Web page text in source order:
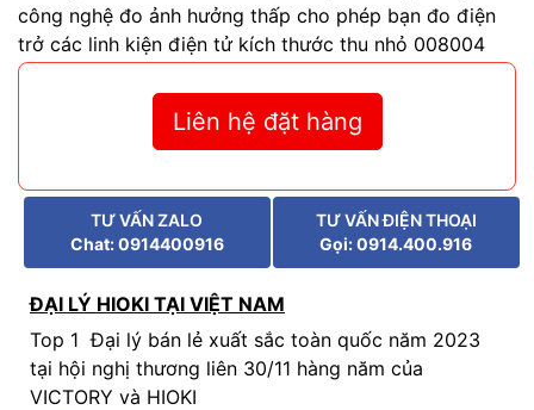
công nghệ đo ảnh hưởng thấp cho phép bạn đo điện
trở các linh kiện điện tử kích thước thu nhỏ 008004
Liên hệ đặt hàng
TƯ VẤN ZALO
Chat: 0914400916
TƯ VẤN ĐIỆN THOẠI
Gọi: 0914.400.916
ĐẠI LÝ HIOKI TẠI VIỆT NAM
Top 1 Đại lý bán lẻ xuất sắc toàn quốc năm 2023
tại hội nghị thương liên 30/11 hàng năm của
VICTORY và HIOKI